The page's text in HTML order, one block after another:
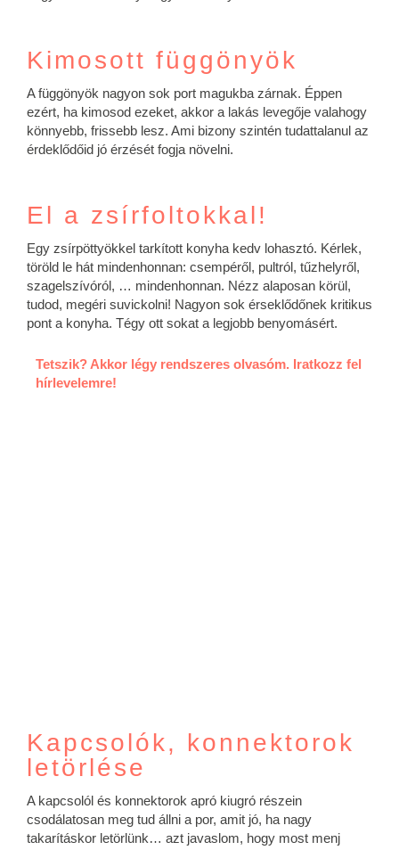
Kimosott függönyök
A függönyök nagyon sok port magukba zárnak. Éppen
ezért, ha kimosod ezeket, akkor a lakás levegője valahogy
könnyebb, frissebb lesz. Ami bizony szintén tudattalanul az
érdeklődőid jó érzését fogja növelni.
El a zsírfoltokkal!
Egy zsírpöttyökkel tarkított konyha kedv lohasztó. Kérlek,
töröld le hát mindenhonnan: csempéről, pultról, tűzhelyről,
szagelszívóról, … mindenhonnan. Nézz alaposan körül,
tudod, megéri suvickolni! Nagyon sok érseklődőnek kritikus
pont a konyha. Tégy ott sokat a legjobb benyomásért.
Tetszik? Akkor légy rendszeres olvasóm. Iratkozz fel
hírlevelemre!
Kapcsolók, konnektorok
letörlése
A kapcsolól és konnektorok apró kiugró részein
csodálatosan meg tud állni a por, amit jó, ha nagy
takarításkor letörlünk… azt javaslom, hogy most menj